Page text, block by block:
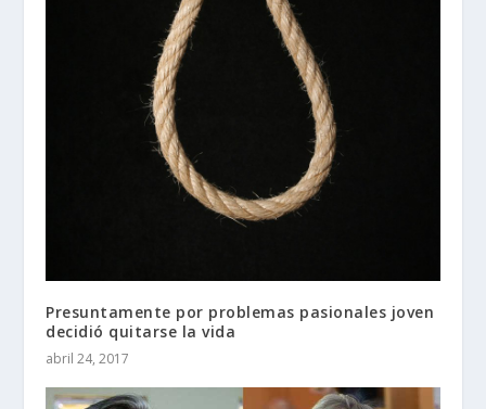
Presuntamente por problemas pasionales joven
decidió quitarse la vida
abril 24, 2017